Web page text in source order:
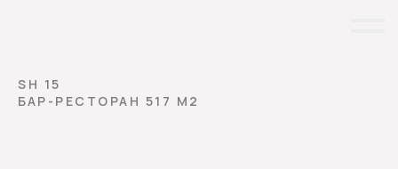
SH 15
БАР-РЕСТОРАН 517 М2